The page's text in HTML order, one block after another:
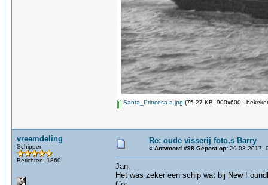
Santa_Princesa-a.jpg (75.27 KB, 900x600 -
vreemdeling
Schipper
Berichten: 1860
Re: oude visserij foto,s Barry
« Antwoord #98 Gepost op: 29-03-2017,
Jan,
Het was zeker een schip wat bij New